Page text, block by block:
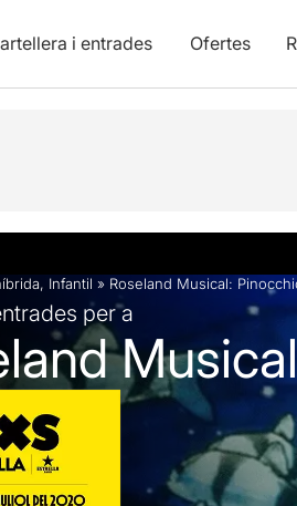
i entrades Ofertes
artística Fotos i vídeos
, Infantil » Roseland Musical:
per a